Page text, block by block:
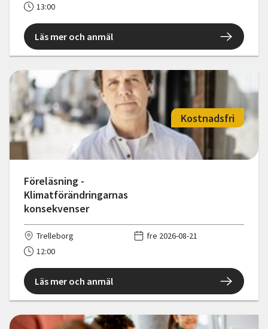
13:00
Läs mer och anmäl
Föreläsning -
Klimatförändringarnas
konsekvenser
Kostnadsfri
Trelleborg
fre 2026-08-21
12:00
Läs mer och anmäl